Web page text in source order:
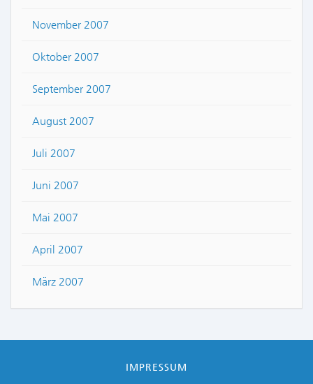
November 2007
Oktober 2007
September 2007
August 2007
Juli 2007
Juni 2007
Mai 2007
April 2007
März 2007
IMPRESSUM